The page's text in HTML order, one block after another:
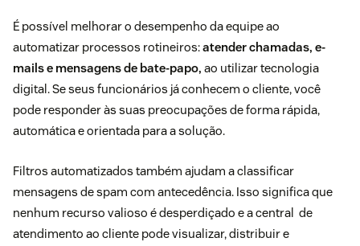
É possível melhorar o desempenho da equipe ao
automatizar processos rotineiros:atender chamadas, e-
mails e mensagens de bate-papo, ao utilizar tecnologia
digital. Se seus funcionários já conhecem o cliente, você
pode responder às suas preocupações de forma rápida,
automática e orientada para a solução.
Filtros automatizados também ajudam a classificar
mensagens de spam com antecedência. Isso significa que
nenhum recurso valioso é desperdiçado e a central de
atendimento ao cliente pode visualizar, distribuir e